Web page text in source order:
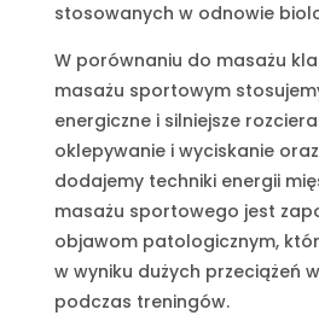
stosowanych w odnowie
W porównaniu do masażu
masażu sportowym
energiczne i silniejsze
oklepywanie i wyciskanie
dodajemy techniki energii
masażu sportowego jest
objawom patologicznym,
w wyniku dużych przeciążeń
podczas treningów.